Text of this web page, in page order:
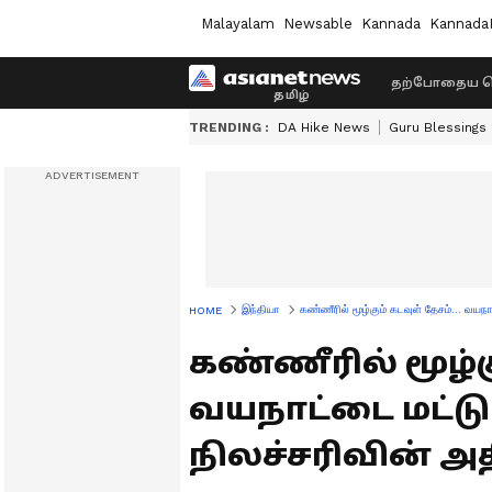
Malayalam Newsable Kannada
தற்போதைய
TRENDING : DA Hike News Guru Blessings
HOME இந்தியா கண்ணீரில் மூழ்கும் கடவுள் தேசம்...
கண்ணீரில்
வயநாட்டை
நிலச்சரிவின்